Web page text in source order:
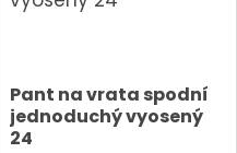
o
t
Pant na vrata spodní
jednoduchý vyosený
24